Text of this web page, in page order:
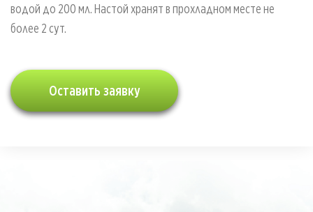
водой до 200 мл. Настой хранят в прохладном месте не
более 2 сут.
Оставить заявку